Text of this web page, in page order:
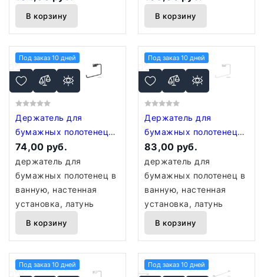
В корзину В корзину
Под заказ 10 дней
Держатель для
бумажных полотенец
Rose RG1806H
74,00 руб.
держатель для
бумажных полотенец в
ванную, настенная
установка, латунь
В корзину
Под заказ 10 дней
Держатель для
бумажных полотенец
Rose RG1806C
83,00 руб.
держатель для
бумажных полотенец в
ванную, настенная
установка, латунь
В корзину
Под заказ 10 дней Под заказ 10 дней